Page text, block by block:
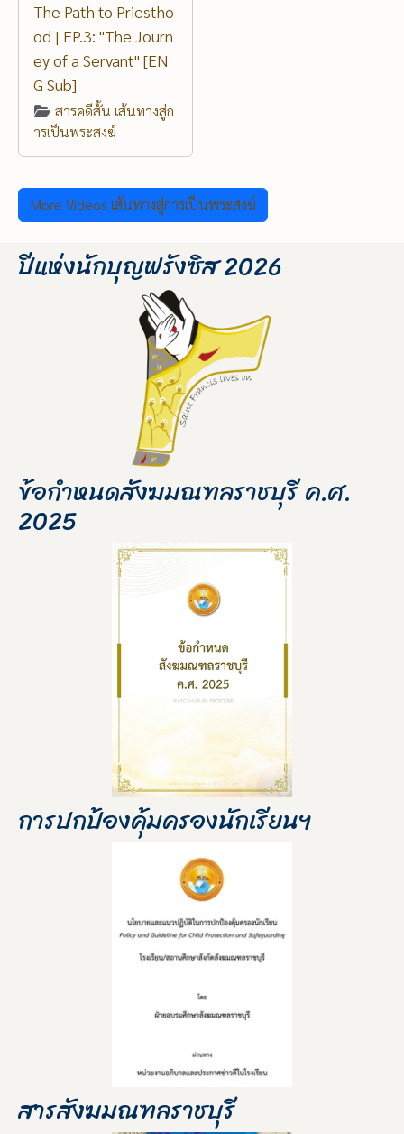
The Path to Priestho
od | EP.3: "The Journ
ey of a Servant" [EN
G Sub]
สารคดีสั้น เส้นทางสู่ก
ารเป็นพระสงฆ์
More Videos เส้นทางสู่การเป็นพระสงฆ์
ปีแห่งนักบุญฟรังซิส 2026
ข้อกำหนดสังฆมณฑลราชบุรี ค.ศ.
2025
การปกป้องคุ้มครองนักเรียนฯ
สารสังฆมณฑลราชบุรี